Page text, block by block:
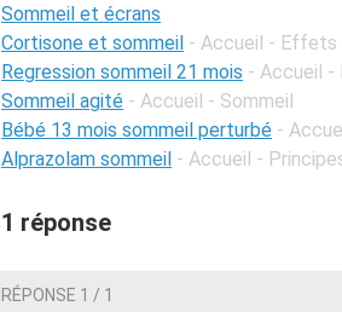
Sommeil et écrans
Cortisone et sommeil - Accueil - Effets
Regression sommeil 21 mois - Accueil -
Sommeil agité - Accueil - Sommeil
Bébé 13 mois sommeil perturbé -
Alprazolam sommeil - Accueil -
1 réponse
RÉPONSE 1 / 1